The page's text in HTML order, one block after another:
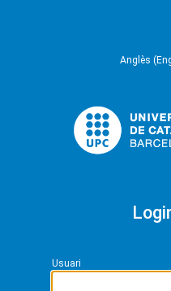
Anglès
Usuari